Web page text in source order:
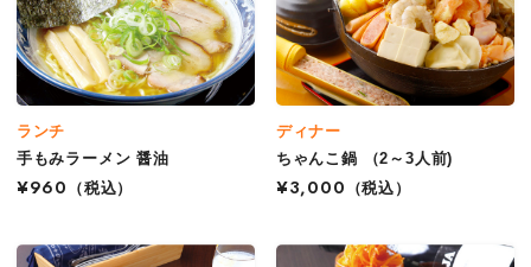
ランチ
手もみラーメン 醤油
¥960
（税込）
ディナー
ちゃんこ鍋 （2～3人前)
¥3,000
（税込）